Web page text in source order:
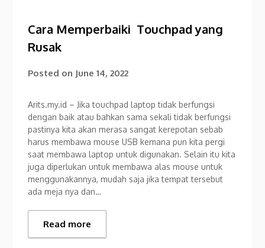
Cara Memperbaiki Touchpad yang
Rusak
Posted on June 14, 2022
Arits.my.id – Jika touchpad laptop tidak berfungsi
dengan baik atau bahkan sama sekali tidak berfungsi
pastinya kita akan merasa sangat kerepotan sebab
harus membawa mouse USB kemana pun kita pergi
saat membawa laptop untuk digunakan. Selain itu kita
juga diperlukan untuk membawa alas mouse untuk
menggunakannya, mudah saja jika tempat tersebut
ada meja nya dan…
Read more